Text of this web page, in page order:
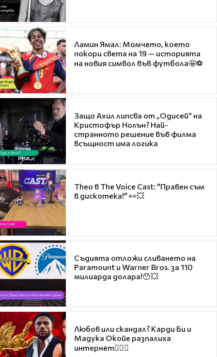
Ламин Ямал: Момчето, което
покори света на 19 — историята
на новия символ във футбола🤩⚽
Защо Ахил липсва от „Одисей“ на
Кристофър Нолън? Най-
странното решение във филма
всъщност има логика
Theo в The Voice Cast: "Правен съм
в дискотека!" 👀💥
Съдията отложи сливането на
Paramount и Warner Bros. за 110
милиарда долара!😯💥
Любов или скандал? Карди Би и
Мадука Окойе разпалиха
интернет❤️‍🔥🔥